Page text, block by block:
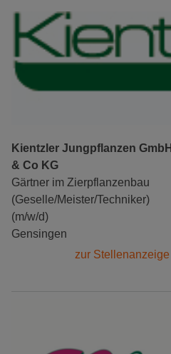
Kientzler Jungpflanzen GmbH
& Co KG
Gärtner im Zierpflanzenbau
(Geselle/Meister/Techniker)
(m/w/d)
Gensingen
zur Stellenanzeige